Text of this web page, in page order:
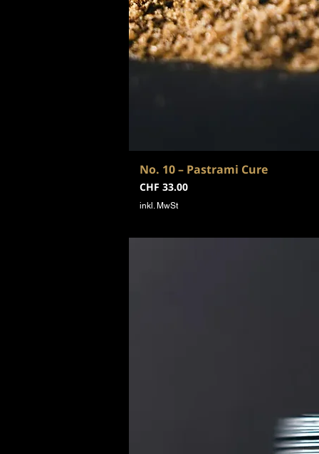
No. 10 – Pastrami Cure
Preis
CHF 33.00
inkl. MwSt